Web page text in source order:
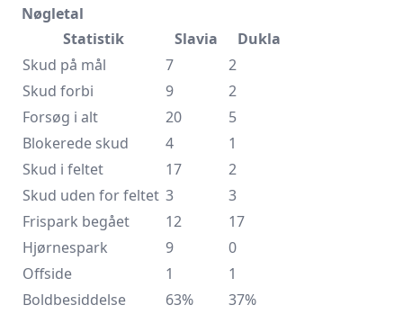
Nøgletal
Statistik
Slavia
Dukla
Skud på mål
7
2
Skud forbi
9
2
Forsøg i alt
20
5
Blokerede skud
4
1
Skud i feltet
17
2
Skud uden for feltet 3
3
Frispark begået
12
17
Hjørnespark
9
0
Offside
1
1
Boldbesiddelse
63%
37%